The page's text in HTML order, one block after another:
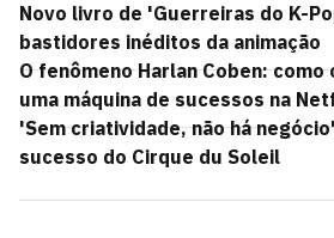
Novo livro de 'Guerreiras do K-
bastidores inéditos da animação
O fenômeno Harlan Coben:
uma máquina de sucessos na
'Sem criatividade, não há
sucesso do Cirque du Soleil